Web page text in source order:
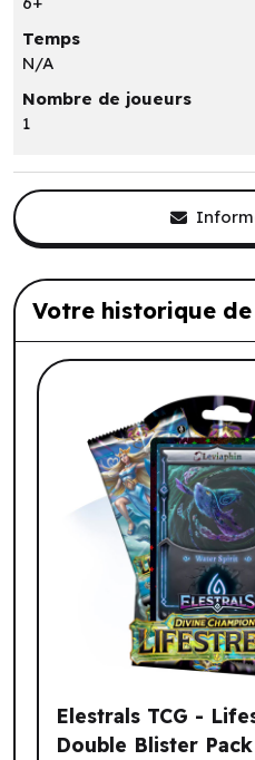
Temps
N/A
Nombre de joueurs
1
Votre historique
Liste de produits
Elestrals TCG -
Double Blister